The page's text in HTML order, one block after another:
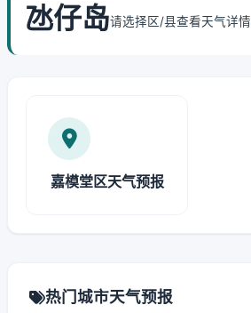
氹仔岛请选择区/县查看天气详情
嘉模堂区天气预报
热门城市天气预报